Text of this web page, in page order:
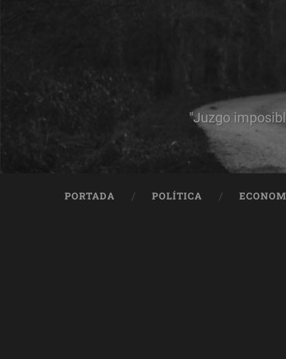
"Juzgo
PORTADA POLÍTICA